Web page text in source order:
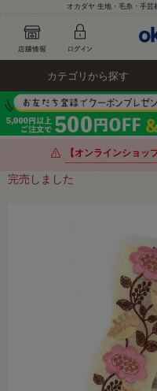
オカダヤ 生地・毛糸・手芸
カテゴリから探す
【オンラインショッ
完売しました